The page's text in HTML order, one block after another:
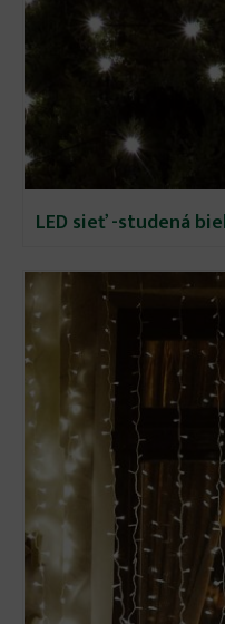
LED sieť -studená